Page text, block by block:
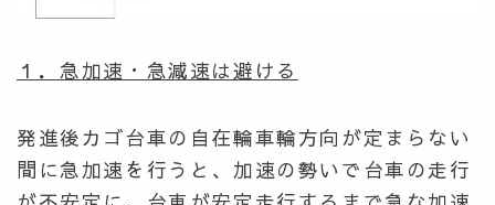
１．急加速・急減速は避ける
発進後カゴ台車の自在輪車輪方向が定まらない
間に急加速を行うと、加速の勢いで台車の走行